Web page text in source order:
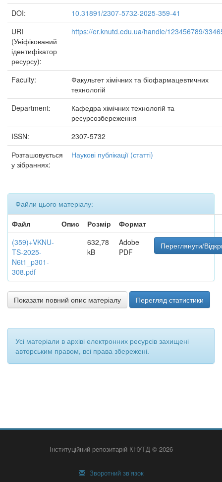
DOI:
10.31891/2307-5732-2025-359-41
URI
(Уніфікований
ідентифікатор
ресурсу):
https://er.knutd.edu.ua/handle/123456789/
Faculty:
Факультет хімічних та біофармацевтичних
технологій
Department:
Кафедра хімічних технологій та
ресурсозбереження
ISSN:
2307-5732
Розташовується
у зібраннях:
Наукові публікації (статті)
Файли цього матеріалу:
Файл
Опис Розмір
Формат
(359)+VKNU-
TS-2025-
N6t1_p301-
308.pdf
632,78
kB
Adobe
PDF
Переглянути/
Показати повний опис матеріалу Перегляд статистики
Усі матеріали в архіві електронних ресурсів захищені
авторським правом, всі права збережені.
Інституційний репозитарій КНУТД © 2026
Зворотний зв’язок